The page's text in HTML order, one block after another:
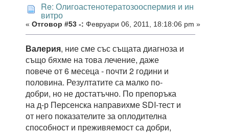
Re: Олигоастенотератозооспермия и ин
витро
« Отговор #53 -: Февруари 06, 2011, 18:18:06 pm »
Валерия, ние сме със същата диагноза и
също бяхме на това лечение, даже
повече от 6 месеца - почти 2 години и
половина. Резултатите са малко по-
добри, но не достатъчно. По препоръка
на д-р Персенска направихме SDI-тест и
от него показателите за оплодителна
способност и преживяемост са добри,